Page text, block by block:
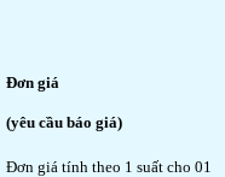
Đơn giá
(yêu cầu báo giá)
Đơn giá tính theo 1 suất cho 01